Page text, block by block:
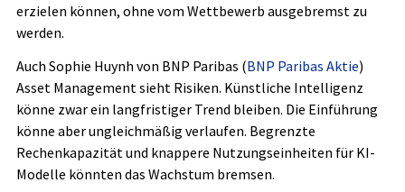
erzielen können, ohne vom Wettbewerb ausgebremst zu
werden.
Auch Sophie Huynh von BNP Paribas (BNP Paribas Aktie)
Asset Management sieht Risiken. Künstliche Intelligenz
könne zwar ein langfristiger Trend bleiben. Die Einführung
könne aber ungleichmäßig verlaufen. Begrenzte
Rechenkapazität und knappere Nutzungseinheiten für KI-
Modelle könnten das Wachstum bremsen.